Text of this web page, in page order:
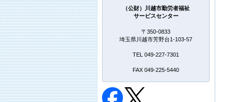
（公財）川越市勤労者福祉
サービスセンター
〒350-0833
埼玉県川越市芳野台1-103-57
TEL 049-227-7301
FAX 049-225-5440